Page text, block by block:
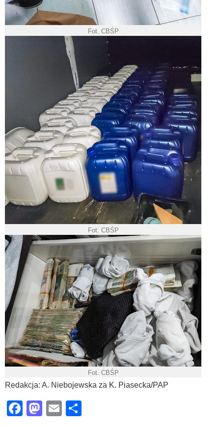
Fot. CBŚP
Fot. CBŚP
Fot. CBŚP
Redakcja: A. Niebojewska za K. Piasecka/PAP
Facebook
Mastodon
Email